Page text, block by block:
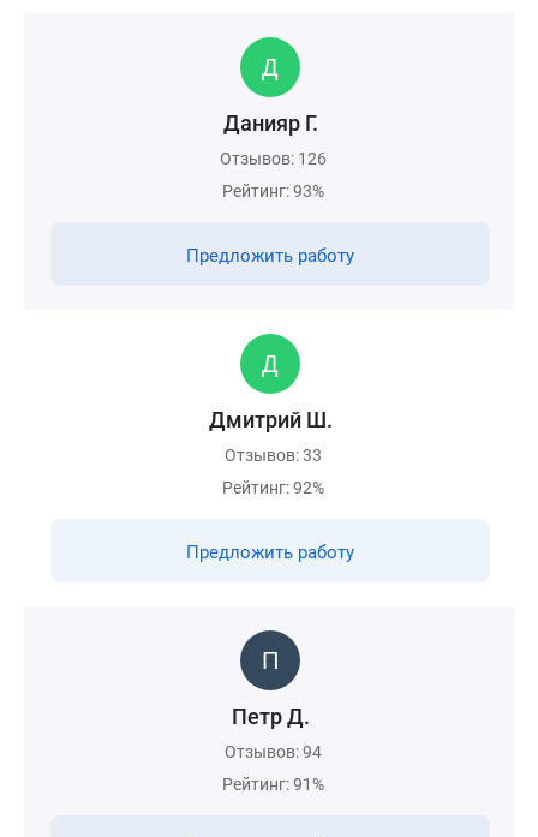
Данияр Г.
Отзывов: 126
Рейтинг: 93%
Предложить работу
Дмитрий Ш.
Отзывов: 33
Рейтинг: 92%
Предложить работу
Петр Д.
Отзывов: 94
Рейтинг: 91%